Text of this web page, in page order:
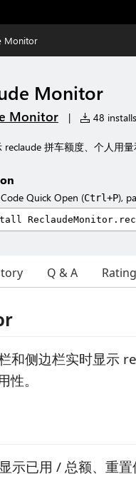
Monitor
Monitor
Monitor | 48 installs
reclaude 拼车额度、个人用
Quick Open (Ctrl+P),
Q & A
和侧边栏实时显示
。
示已用 / 总额、重